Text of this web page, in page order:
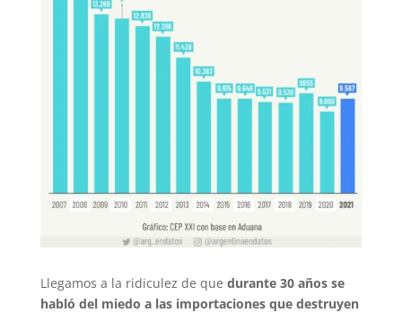
Llegamos a la ridiculez de que durante 30 años se
habló del miedo a las importaciones que destruyen